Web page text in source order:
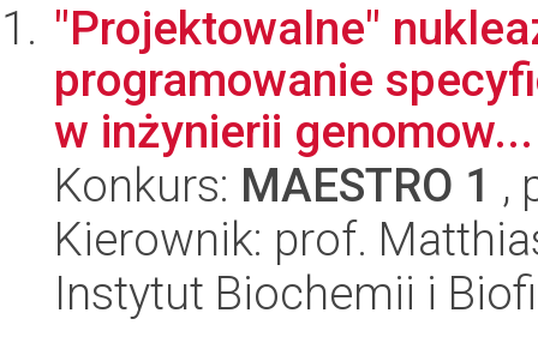
"Projektowalne"
programowanie
w inżynierii genomow...
Konkurs: MAESTRO 1 ,
Kierownik: prof.
Instytut Biochemii i